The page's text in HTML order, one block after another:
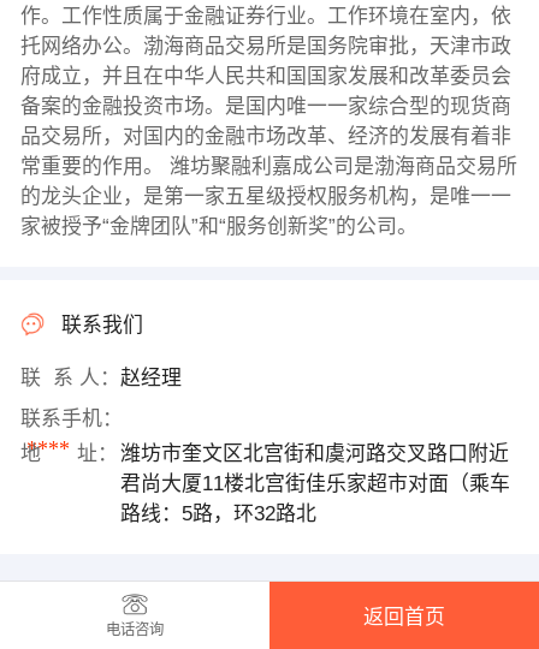
作。工作性质属于金融证券行业。工作环境在室内，依
托网络办公。渤海商品交易所是国务院审批，天津市政
府成立，并且在中华人民共和国国家发展和改革委员会
备案的金融投资市场。是国内唯一一家综合型的现货商
品交易所，对国内的金融市场改革、经济的发展有着非
常重要的作用。 潍坊聚融利嘉成公司是渤海商品交易所
的龙头企业，是第一家五星级授权服务机构，是唯一一
家被授予“金牌团队”和“服务创新奖”的公司。
联系我们
联 系 人： 赵经理
联系手机：
****
地 址：
潍坊市奎文区北宫街和虞河路交叉路口附近
君尚大厦11楼北宫街佳乐家超市对面（乘车
路线：5路，环32路北
电话咨询
返回首页